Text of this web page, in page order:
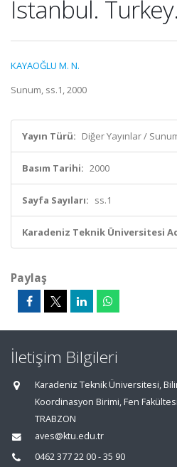
İstanbul. Turkey.
KAYAOĞLU M. N.
Sunum, ss.1, 2000
Yayın Türü: Diğer Yayınlar /
Basım Tarihi: 2000
Sayfa Sayıları: ss.1
Karadeniz Teknik Üniversitesi
Paylaş
İletişim Bilgileri
Karadeniz Teknik Üniversitesi,
Koordinasyon Birimi, Fen
TRABZON
aves@ktu.edu.tr
0462 377 22 00 - 35 90